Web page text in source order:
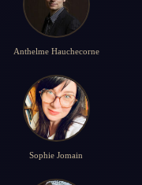
Anthelme Hauchecorne
Sophie Jomain